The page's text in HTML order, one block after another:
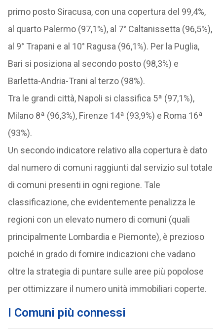
primo posto Siracusa, con una copertura del 99,4%,
al quarto Palermo (97,1%), al 7° Caltanissetta (96,5%),
al 9° Trapani e al 10° Ragusa (96,1%). Per la Puglia,
Bari si posiziona al secondo posto (98,3%) e
Barletta-Andria-Trani al terzo (98%).
Tra le grandi città, Napoli si classifica 5ª (97,1%),
Milano 8ª (96,3%), Firenze 14ª (93,9%) e Roma 16ª
(93%).
Un secondo indicatore relativo alla copertura è dato
dal numero di comuni raggiunti dal servizio sul totale
di comuni presenti in ogni regione. Tale
classificazione, che evidentemente penalizza le
regioni con un elevato numero di comuni (quali
principalmente Lombardia e Piemonte), è prezioso
poiché in grado di fornire indicazioni che vadano
oltre la strategia di puntare sulle aree più popolose
per ottimizzare il numero unità immobiliari coperte.
I Comuni più connessi